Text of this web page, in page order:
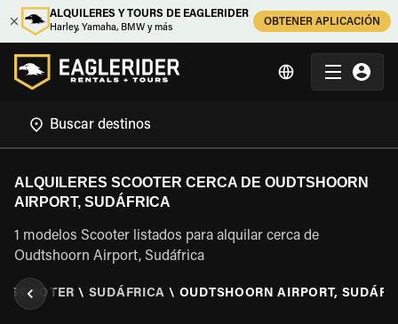
ALQUILERES Y TOURS DE EAGLERIDER
Harley, Yamaha, BMW y más
OBTENER APLICACIÓN
ALQUILERES SCOOTER CERCA DE OUDTSHOORN
AIRPORT, SUDÁFRICA
1 modelos Scooter listados para alquilar cerca de
Oudtshoorn Airport, Sudáfrica
SCOOTER \ SUDÁFRICA \ OUDTSHOORN AIRPORT,